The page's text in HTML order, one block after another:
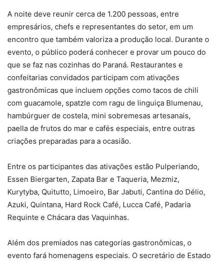
A noite deve reunir cerca de 1.200 pessoas, entre
empresários, chefs e representantes do setor, em um
encontro que também valoriza a produção local. Durante o
evento, o público poderá conhecer e provar um pouco do
que se faz nas cozinhas do Paraná. Restaurantes e
confeitarias convidados participam com ativações
gastronômicas que incluem opções como tacos de chili
com guacamole, spatzle com ragu de linguiça Blumenau,
hambúrguer de costela, mini sobremesas artesanais,
paella de frutos do mar e cafés especiais, entre outras
criações preparadas para a ocasião.
Entre os participantes das ativações estão Pulperiando,
Essen Biergarten, Zapata Bar e Taqueria, Mezmiz,
Kurytyba, Quitutto, Limoeiro, Bar Jabuti, Cantina do Délio,
Azuki, Quintana, Hard Rock Café, Lucca Café, Padaria
Requinte e Chácara das Vaquinhas.
Além dos premiados nas categorias gastronômicas, o
evento fará homenagens especiais. O secretário de Estado